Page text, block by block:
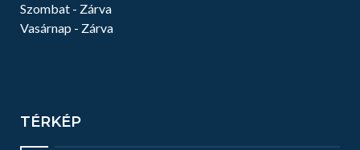
Szombat - Zárva
Vasárnap - Zárva
TÉRKÉP